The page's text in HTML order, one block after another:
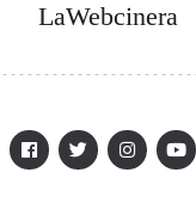
LaWebcinera